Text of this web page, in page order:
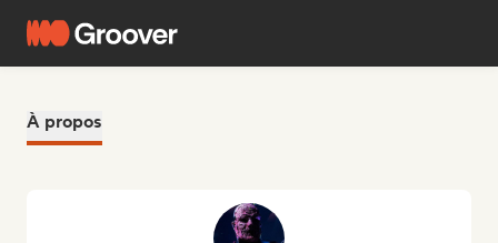
À propos